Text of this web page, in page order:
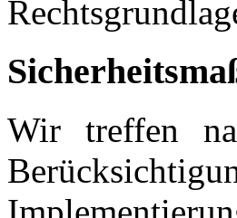
Wir treffen